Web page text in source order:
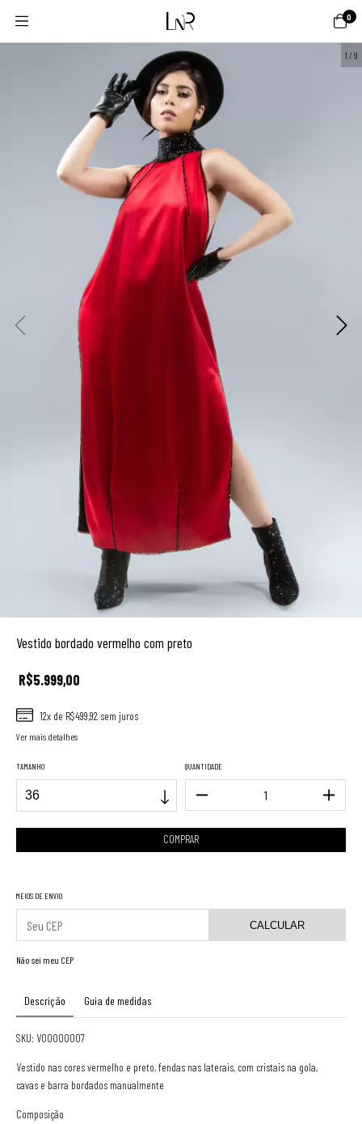
0
1 / 9
Vestido bordado vermelho com preto
R$5.999,00
12x de R$499,92sem juros
Ver mais detalhes
TAMANHO QUANTIDADE
MEIOS DE ENVIO
CALCULAR
Não sei meu CEP
Descrição Guia de medidas
SKU: V00000007
Vestido nas cores vermelho e preto, fendas nas laterais, com cristais na gola,
cavas e barra bordados manualmente
Composição